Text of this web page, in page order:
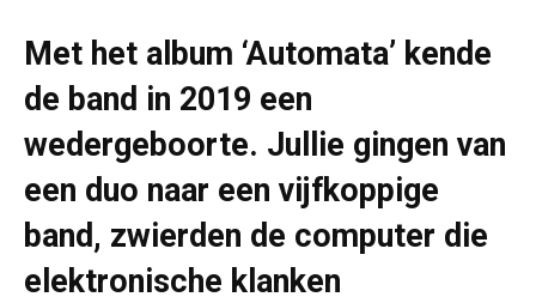
Met het album ‘Automata’ kende
de band in 2019 een
wedergeboorte. Jullie gingen van
een duo naar een vijfkoppige
band, zwierden de computer die
elektronische klanken